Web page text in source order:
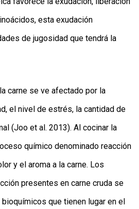
esta exudación
de jugosidad que tendrá la
carne se ve afectado por la
el nivel de estrés, la cantidad de
(Joo et al. 2013). Al cocinar la
químico denominado reacción
y el aroma a la carne. Los
presentes en carne cruda se
que tienen lugar en el